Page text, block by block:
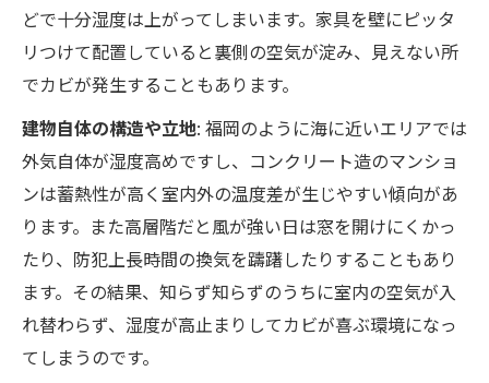
どで十分湿度は上がってしまいます。家具を壁にピッタ
リつけて配置していると裏側の空気が淀み、見えない所
でカビが発生することもあります。
建物自体の構造や立地: 福岡のように海に近いエリアでは
外気自体が湿度高めですし、コンクリート造のマンショ
ンは蓄熱性が高く室内外の温度差が生じやすい傾向があ
ります。また高層階だと風が強い日は窓を開けにくかっ
たり、防犯上長時間の換気を躊躇したりすることもあり
ます。その結果、知らず知らずのうちに室内の空気が入
れ替わらず、湿度が高止まりしてカビが喜ぶ環境になっ
てしまうのです。